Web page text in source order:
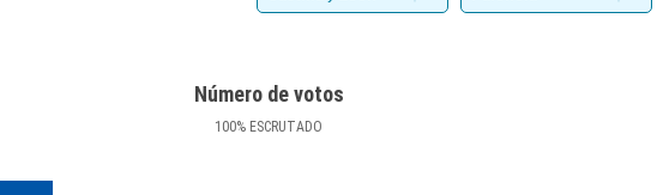
Número de votos
100% ESCRUTADO